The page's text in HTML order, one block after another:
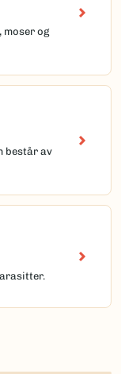
moser og
består av